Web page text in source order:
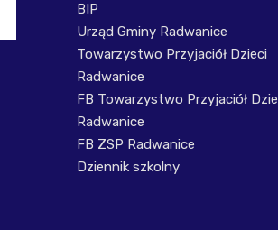
BIP
Urząd Gminy Radwanice
Towarzystwo Przyjaciół Dzieci
Radwanice
FB Towarzystwo Przyjaciół
Radwanice
FB ZSP Radwanice
Dziennik szkolny